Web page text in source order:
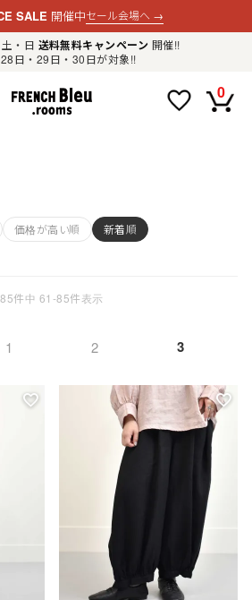
SALE 開催中セール会場へ →
・日 送料無料キャンペーン 開催!!
日・29日・30日が対象!!
F
R
o
公
式
0
ログイン
価格が高い順 新着順
85件中 61 -85件表示
1 2 3